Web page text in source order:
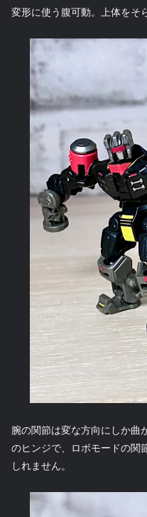
変形に使う腹可動。上体をそ
腕の関節は変な方向にしか曲
のヒンジで、ロボモードの関
しれません。